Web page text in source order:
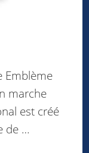
Emblème
marche
est créé
de …